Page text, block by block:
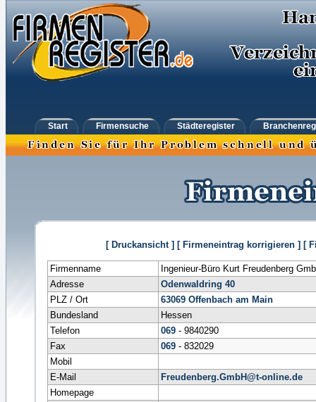
Start Firmensuche Städteregister
[ Druckansicht ] [ Firmeneintrag korrigieren ] [
Firmenname
Ingenieur-Büro Kurt Freudenberg
Adresse
Odenwaldring 40
PLZ / Ort
63069 Offenbach am Main
Bundesland
Hessen
Telefon
069- 9840290
Fax
069- 832029
Mobil
E-Mail
Freudenberg.GmbH@t-online.de
Homepage